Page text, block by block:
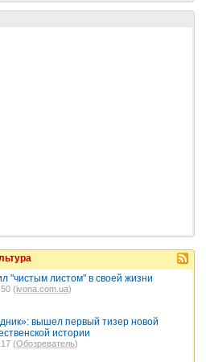
"чистым листом" в своей жизни
(ivona.com.ua)
вышел первый тизер новой
истории
(Обозреватель)